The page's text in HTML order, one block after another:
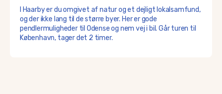
I Haarby er du omgivet af natur og et dejligt lokalsamfund,
og der ikke lang til de større byer. Her er gode
pendlermuligheder til Odense og nem vej i bil. Går turen til
København, tager det 2 timer.